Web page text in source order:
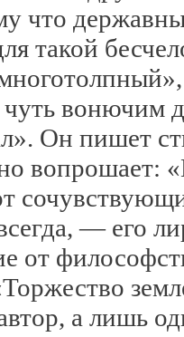
что
такой
вонючим
Он пишет
вопрошает:
— его
от
а лишь